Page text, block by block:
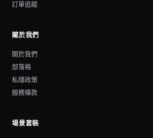
訂單追蹤
關於我們
關於我們
部落格
私隱政策
服務條款
場景套裝